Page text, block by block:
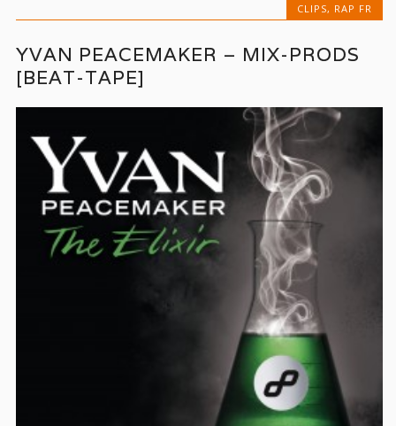
CLIPS, RAP FR
YVAN PEACEMAKER – MIX-PRODS
[BEAT-TAPE]